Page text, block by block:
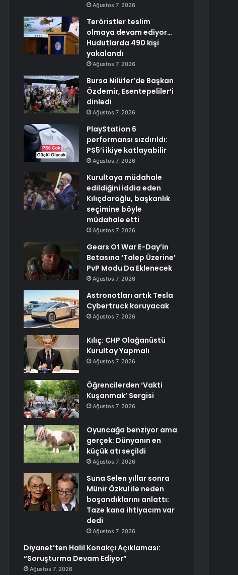
Ağustos 7, 2026
Teröristler teslim
olmaya devam ediyor…
Hudutlarda 490 kişi
yakalandı
Ağustos 7, 2026
Bursa Nilüfer’de Başkan
Özdemir, Esentepeliler’i
dinledi
Ağustos 7, 2026
PlayStation 6
performansı sızdırıldı:
PS5’i ikiye katlayabilir
Ağustos 7, 2026
Kurultaya müdahale
edildiğini iddia eden
Kılıçdaroğlu, başkanlık
seçimine böyle
müdahale etti
Ağustos 7, 2026
Gears Of War E-Day’in
Betasına ‘Talep Üzerine’
PvP Modu Da Eklenecek
Ağustos 7, 2026
Astronotları artık Tesla
Cybertruck koruyacak
Ağustos 7, 2026
Kılıç: CHP Olağanüstü
Kurultay Yapmalı
Ağustos 7, 2026
Öğrencilerden ‘Vakti
Kuşanmak’ Sergisi
Ağustos 7, 2026
Oyuncağa benziyor ama
gerçek: Dünyanın en
küçük atı seçildi
Ağustos 7, 2026
Suna Selen yıllar sonra
Münir Özkul ile neden
boşandıklarını anlattı:
Taze kana ihtiyacım var
dedi
Ağustos 7, 2026
Diyanet’ten Halil Konakçı Açıklaması:
“Soruşturma Devam Ediyor”
Ağustos 7, 2026